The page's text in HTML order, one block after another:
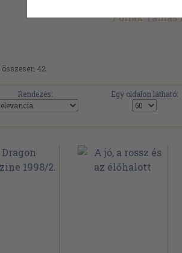
Pollák
42.
Rendezés:
Egy oldalon látható: